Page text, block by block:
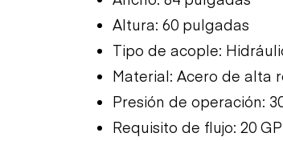
Altura: 60 pulgadas
Tipo de acople:
Material: Acero de alta
Presión de operación:
Requisito de flujo: 20